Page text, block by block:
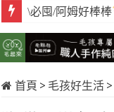
\必囤/阿姆好棒棒
首頁 > 毛孩好生活 >